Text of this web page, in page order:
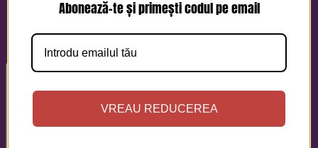
Recenzia ta*
Abonează-te și primești codul pe email
VREAU REDUCEREA